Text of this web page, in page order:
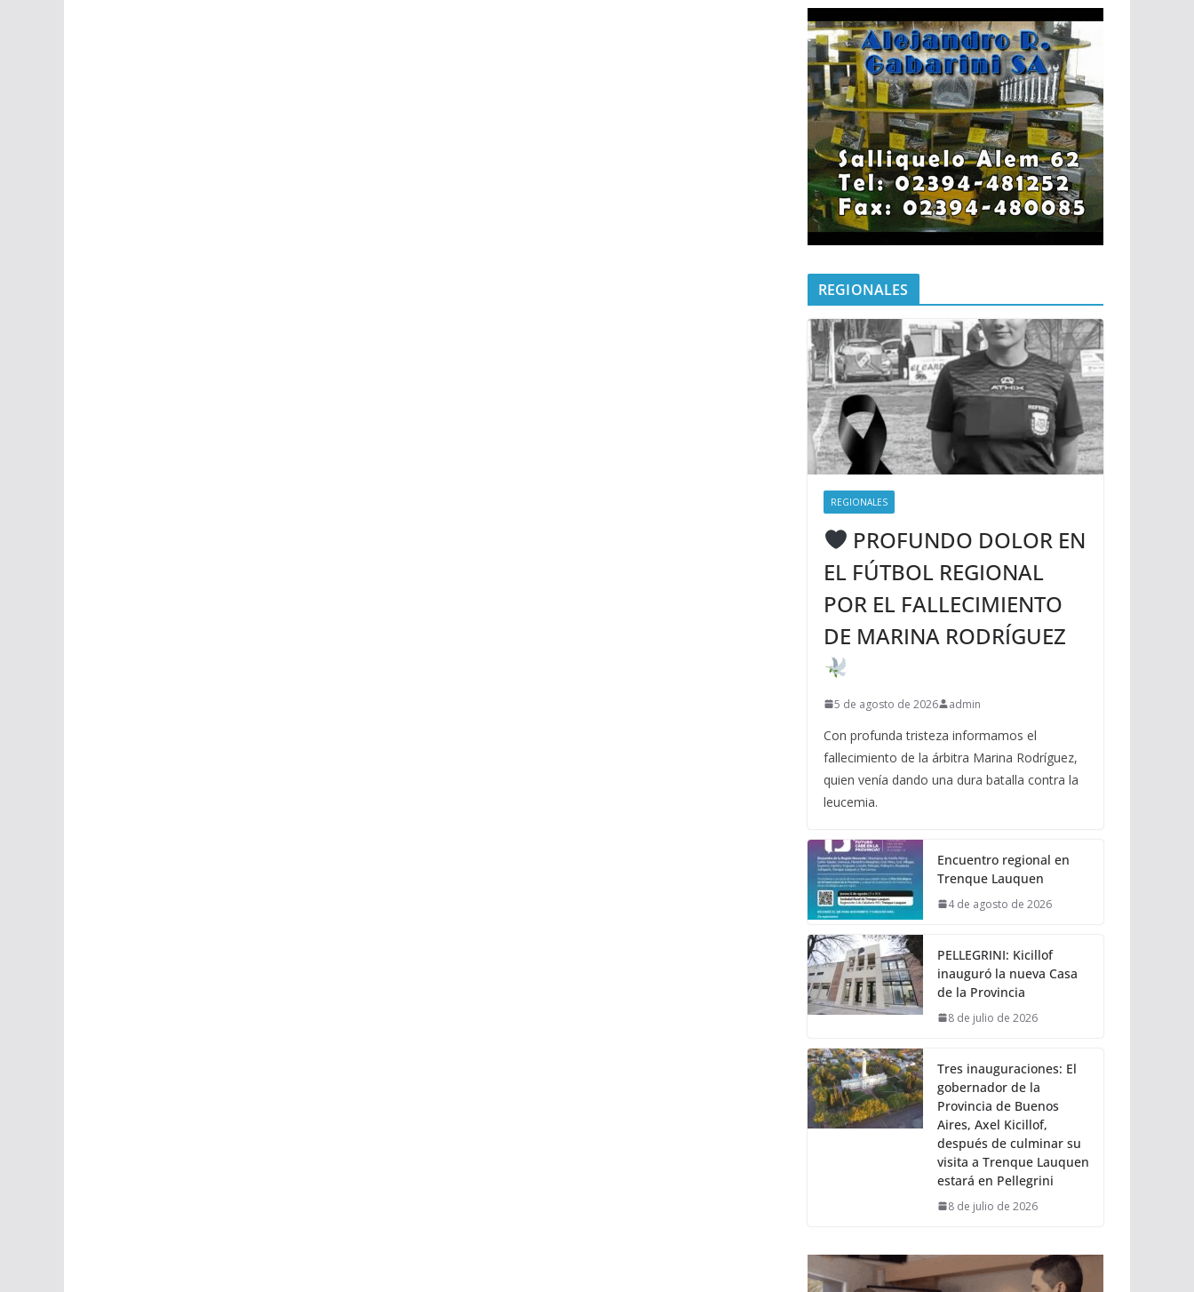
REGIONALES
REGIONALES
PROFUNDO DOLOR EN
EL FÚTBOL REGIONAL
POR EL FALLECIMIENTO
DE MARINA RODRÍGUEZ
5 de agosto de 2026 admin
Con profunda tristeza informamos el
fallecimiento de la árbitra Marina Rodríguez,
quien venía dando una dura batalla contra la
leucemia.
Encuentro regional en
Trenque Lauquen
4 de agosto de 2026
PELLEGRINI: Kicillof
inauguró la nueva Casa
de la Provincia
8 de julio de 2026
Tres inauguraciones: El
gobernador de la
Provincia de Buenos
Aires, Axel Kicillof,
después de culminar su
visita a Trenque Lauquen
estará en Pellegrini
8 de julio de 2026